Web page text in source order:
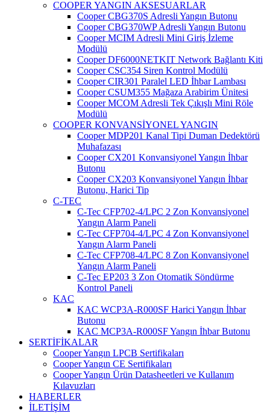
COOPER YANGIN AKSESUARLAR
Cooper CBG370S Adresli Yangın Butonu
Cooper CBG370WP Adresli Yangın Butonu
Cooper MCIM Adresli Mini Giriş İzleme
Modülü
Cooper DF6000NETKIT Network Bağlantı Kiti
Cooper CSC354 Siren Kontrol Modülü
Cooper CIR301 Paralel LED İhbar Lambası
Cooper CSUM355 Mağaza Arabirim Ünitesi
Cooper MCOM Adresli Tek Çıkışlı Mini Röle
Modülü
COOPER KONVANSİYONEL YANGIN
Cooper MDP201 Kanal Tipi Duman Dedektörü
Muhafazası
Cooper CX201 Konvansiyonel Yangın İhbar
Butonu
Cooper CX203 Konvansiyonel Yangın İhbar
Butonu, Harici Tip
C-TEC
C-Tec CFP702-4/LPC 2 Zon Konvansiyonel
Yangın Alarm Paneli
C-Tec CFP704-4/LPC 4 Zon Konvansiyonel
Yangın Alarm Paneli
C-Tec CFP708-4/LPC 8 Zon Konvansiyonel
Yangın Alarm Paneli
C-Tec EP203 3 Zon Otomatik Söndürme
Kontrol Paneli
KAC
KAC WCP3A-R000SF Harici Yangın İhbar
Butonu
KAC MCP3A-R000SF Yangın İhbar Butonu
SERTİFİKALAR
Cooper Yangın LPCB Sertifikaları
Cooper Yangın CE Sertifikaları
Cooper Yangın Ürün Datasheetleri ve Kullanım
Kılavuzları
HABERLER
İLETİŞİM